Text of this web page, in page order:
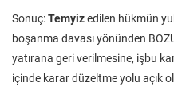
Sonuç:Temyizedilen hükmün
boşanma davası yönünden
yatırana geri verilmesine, işbu
içinde karar düzeltme yolu açık